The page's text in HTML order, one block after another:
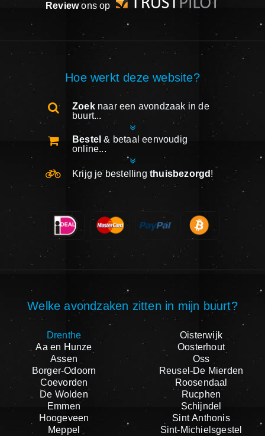
Reviewons op
Hoe werkt deze website?
Zoeknaar een avondzaak in de
buurt...
Bestel & betaal eenvoudig
online...
Krijg je bestelling thuisbezorgd !
Welke avondzaken zitten in mijn buurt?
Drenthe
Aa en Hunze
Assen
Borger-Odoorn
Coevorden
De Wolden
Emmen
Hoogeveen
Meppel
Oisterwijk
Oosterhout
Oss
Reusel-De Mierden
Roosendaal
Rucphen
Schijndel
Sint Anthonis
Sint-Michielsgestel